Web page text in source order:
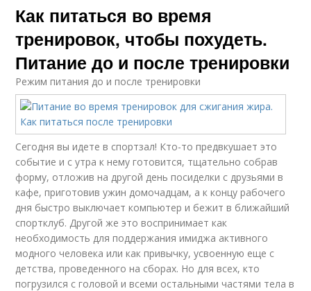
Как питаться во время
тренировок, чтобы похудеть.
Питание до и после тренировки
Режим питания до и после тренировки
Сегодня вы идете в спортзал! Кто-то предвкушает это
событие и с утра к нему готовится, тщательно собрав
форму, отложив на другой день посиделки с друзьями в
кафе, приготовив ужин домочадцам, а к концу рабочего
дня быстро выключает компьютер и бежит в ближайший
спортклуб. Другой же это воспринимает как
необходимость для поддержания имиджа активного
модного человека или как привычку, усвоенную еще с
детства, проведенного на сборах. Но для всех, кто
погрузился с головой и всеми остальными частями тела в